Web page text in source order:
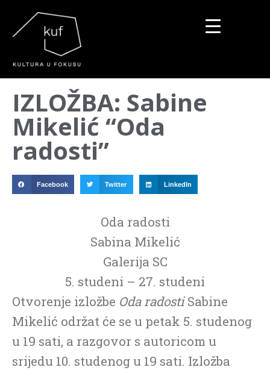
IZLOŽBA: Sabine
Mikelić “Oda
radosti”
Facebook Twitter LinkedIn
Oda radosti
Sabina Mikelić
Galerija SC
5. studeni – 27. studeni
Otvorenje izložbe Oda radostiSabine
Mikelić održat će se u petak 5. studenog
u 19 sati, a razgovor s autoricom u
srijedu 10. studenog u 19 sati. Izložba
▼
▼